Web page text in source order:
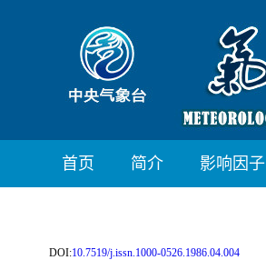
首页 简介 影响因子
DOI:10.7519/j.issn.1000-0526.1986.04.004